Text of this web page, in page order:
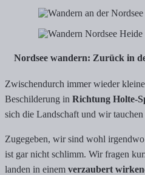
Nordsee wandern: Zurück in
Zwischendurch immer wieder
Beschilderung in Richtung Holte-
sich die Landschaft und wir
Zugegeben, wir sind wohl
ist gar nicht schlimm. Wir fragen
landen in einem verzaubert